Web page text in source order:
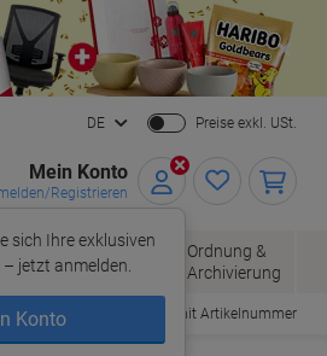
Close
DE Preise exkl. USt.
Mein Konto
Registrieren
sich Ihre exklusiven
jetzt anmelden.
Konto
Bürobedarf
Ordnung &
Archivierung
Bestellen mit Artikelnummer